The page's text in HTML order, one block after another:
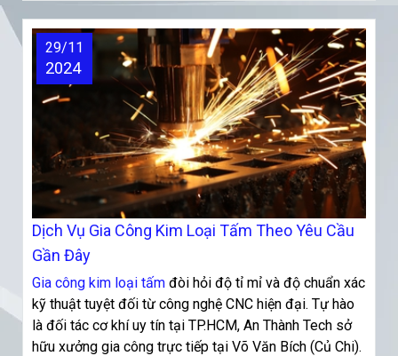
Dịch Vụ Gia Công Kim Loại Tấm Theo Yêu Cầu
Gần Đây
29/11
2024
Gia công kim loại tấm đòi hỏi độ tỉ mỉ và độ chuẩn xác
kỹ thuật tuyệt đối từ công nghệ CNC hiện đại. Tự hào
là đối tác cơ khí uy tín tại TP.HCM, An Thành Tech sở
hữu xưởng gia công trực tiếp tại Võ Văn Bích (Củ Chi).